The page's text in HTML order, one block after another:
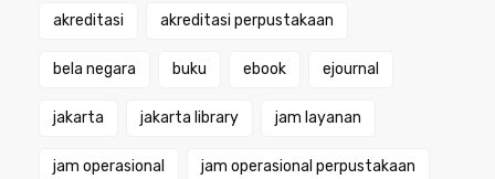
akreditasi akreditasi perpustakaan
bela negara buku ebook ejournal
jakarta jakarta library jam layanan
jam operasional jam operasional perpustakaan